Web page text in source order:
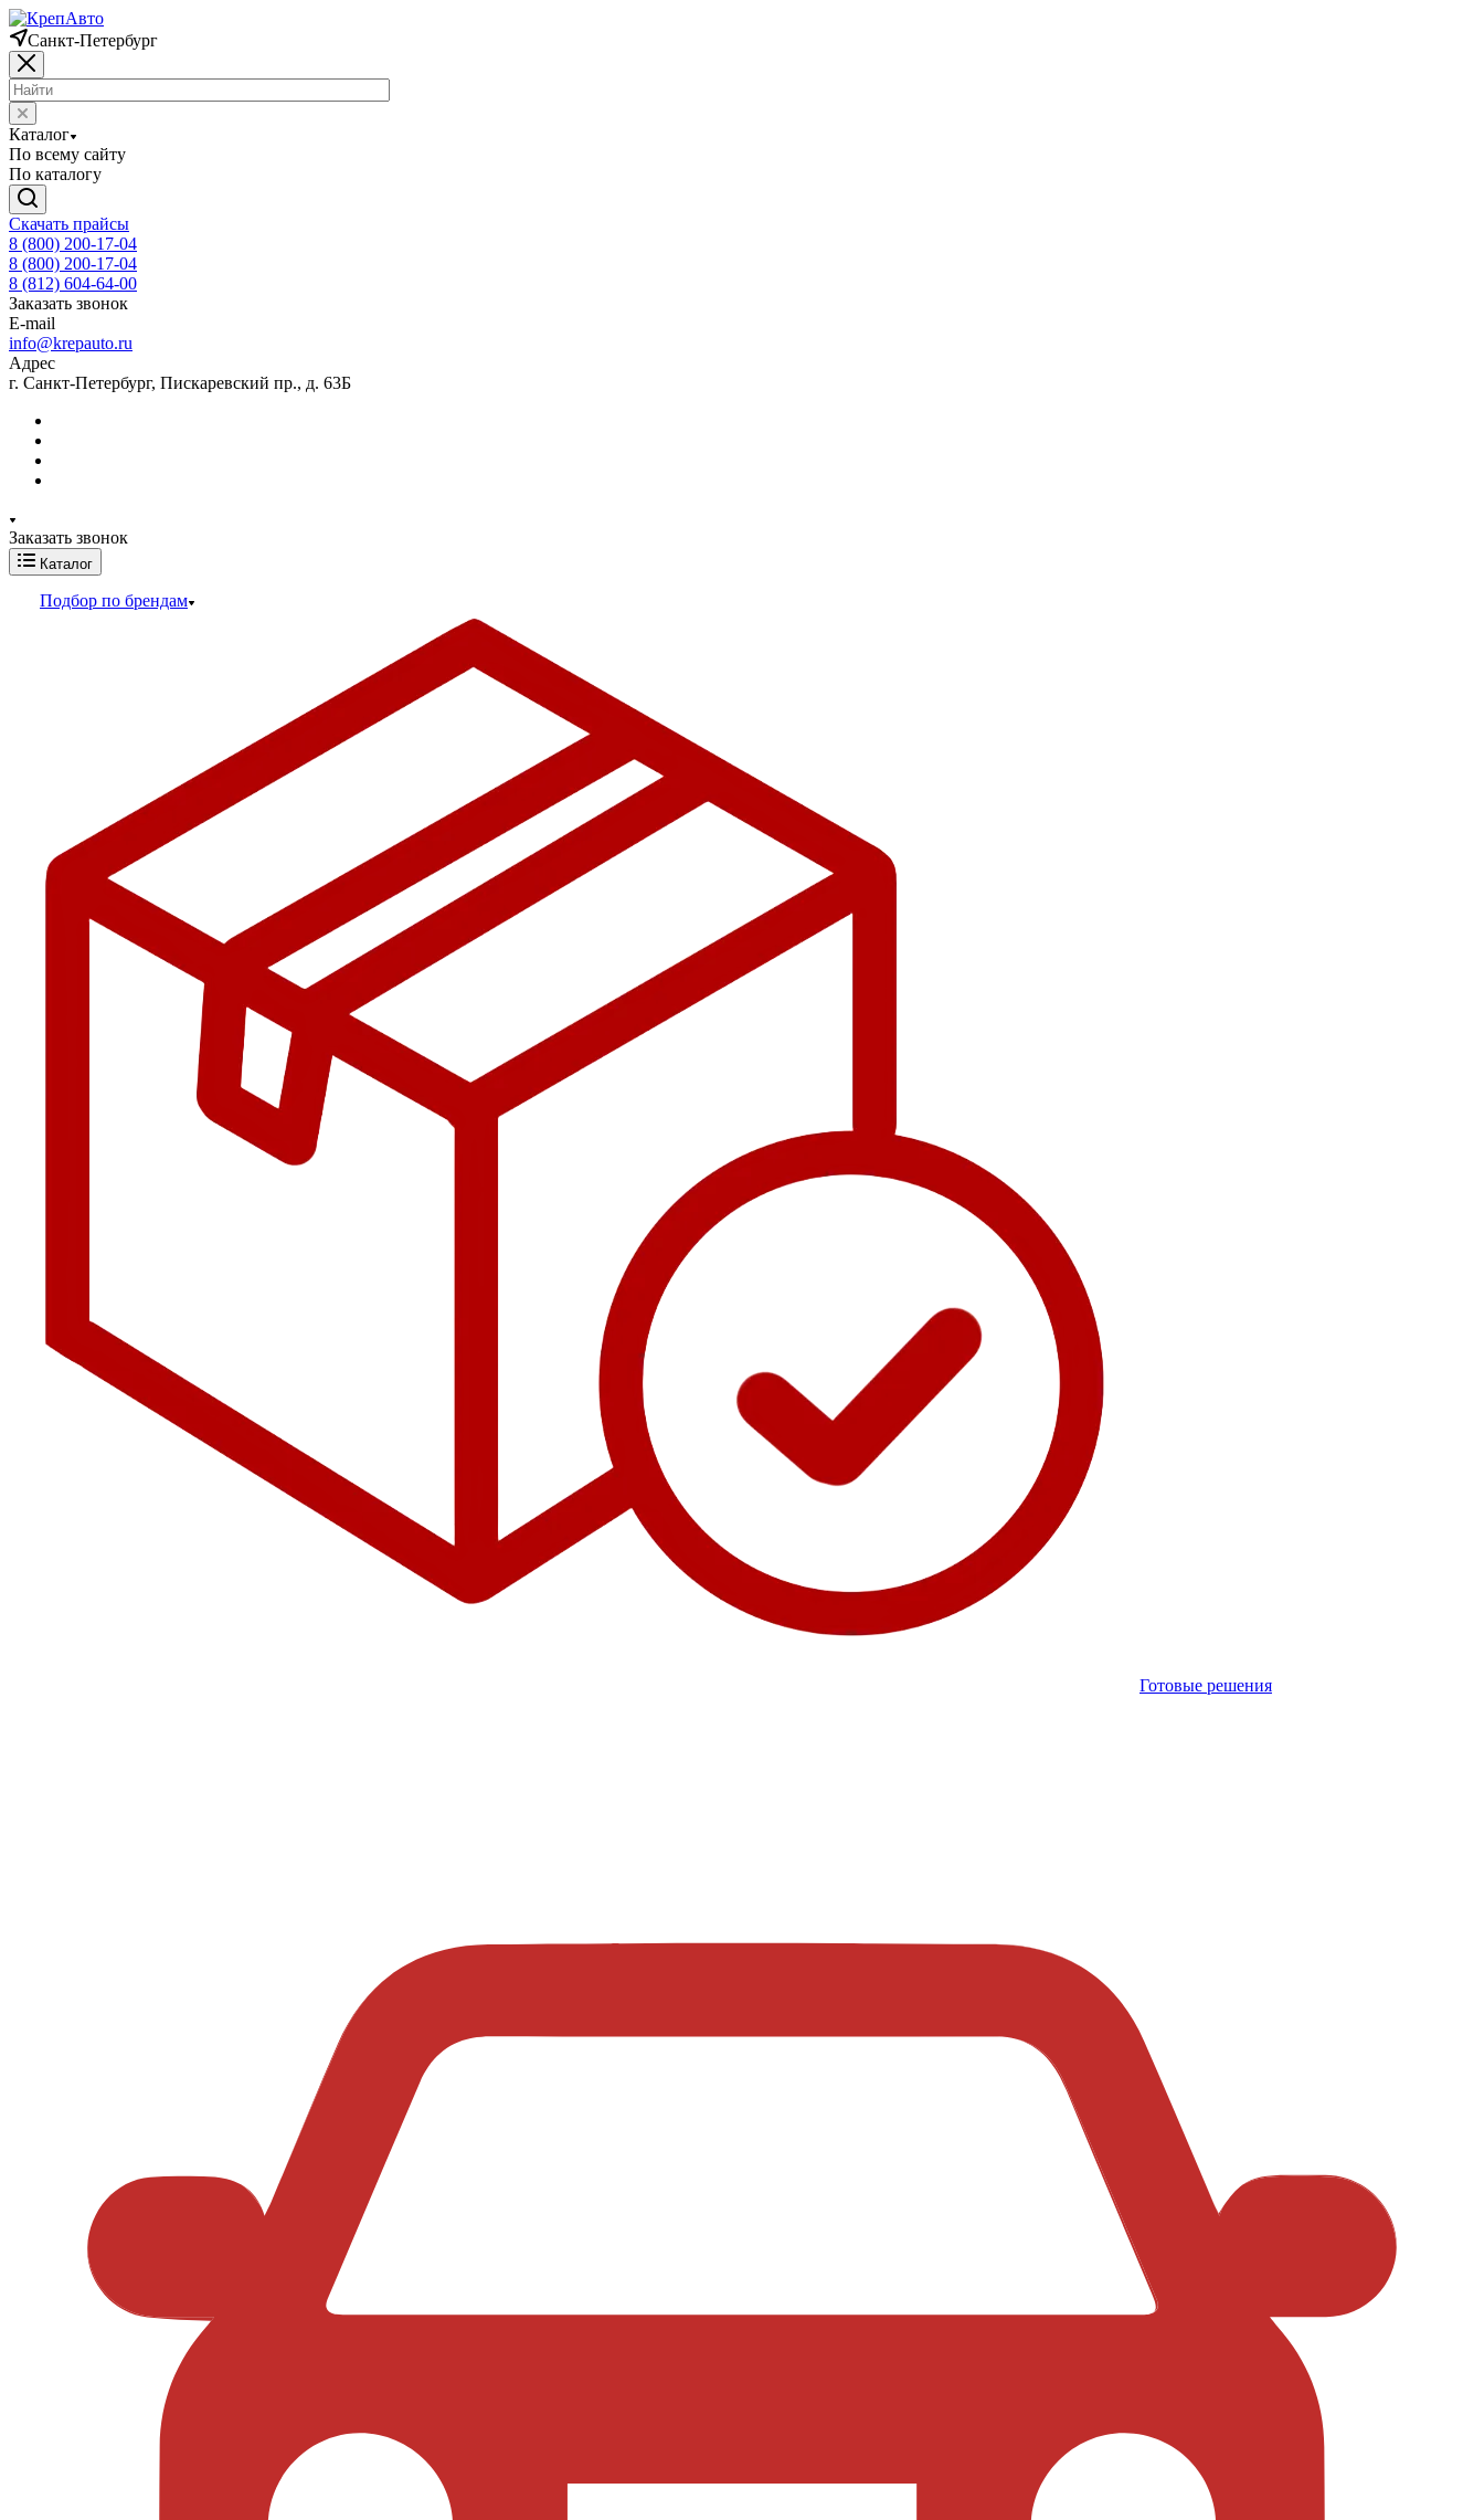
Санкт-Петербург
Каталог
По всему сайту
По каталогу
Скачать прайсы
8 (800) 200-17-04
8 (800) 200-17-04
8 (812) 604-64-00
Заказать звонок
E-mail
info@krepauto.ru
Адрес
г. Санкт-Петербург, Пискаревский пр., д. 63Б
Заказать звонок
Каталог
Подбор по брендам
Готовые решения